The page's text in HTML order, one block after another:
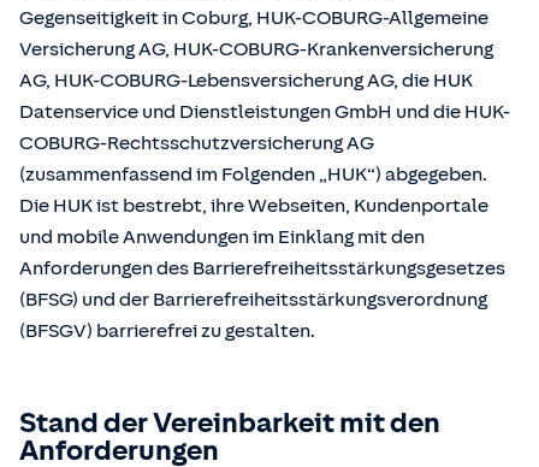
Gegenseitigkeit in Coburg, HUK-COBURG-Allgemeine
Versicherung AG, HUK-COBURG-Krankenversicherung
AG, HUK-COBURG-Lebensversicherung AG, die HUK
Datenservice und Dienstleistungen GmbH und die HUK-
COBURG-Rechtsschutzversicherung AG
(zusammenfassend im Folgenden „HUK“) abgegeben.
Die HUK ist bestrebt, ihre Webseiten, Kundenportale
und mobile Anwendungen im Einklang mit den
Anforderungen des Barrierefreiheitsstärkungsgesetzes
(BFSG) und der Barrierefreiheitsstärkungsverordnung
(BFSGV) barrierefrei zu gestalten.
Stand der Vereinbarkeit mit den
Anforderungen